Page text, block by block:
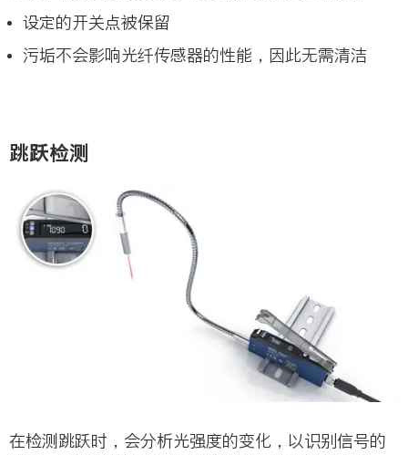
设定的开关点被保留
污垢不会影响光纤传感器的性能，因此无需清洁
跳跃检测
在检测跳跃时，会分析光强度的变化，以识别信号的